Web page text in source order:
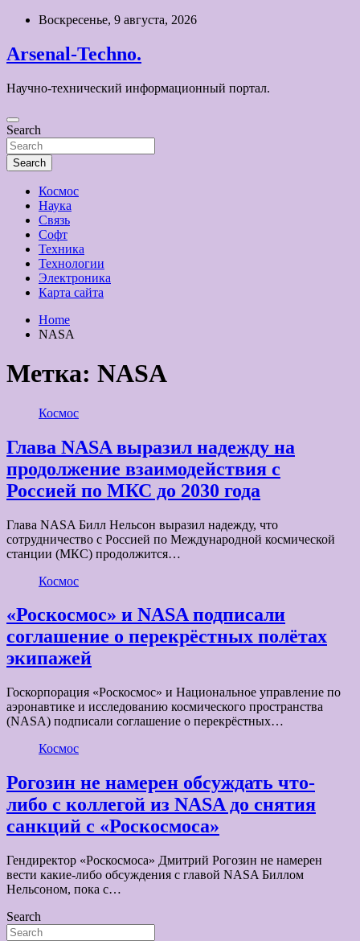
Skip
content
Воскресенье, 9 августа, 2026
Arsenal-Techno.
Научно-технический информационный портал.
Search
Search
Космос
Наука
Связь
Софт
Техника
Технологии
Электроника
Карта сайта
Home
NASA
Метка: NASA
Космос
Глава NASA выразил надежду на
продолжение взаимодействия с
Россией по МКС до 2030 года
Глава NASA Билл Нельсон выразил надежду, что
сотрудничество с Россией по Международной космической
станции (МКС) продолжится…
Космос
«Роскосмос» и NASA подписали
соглашение о перекрёстных полётах
экипажей
Госкорпорация «Роскосмос» и Национальное управление по
аэронавтике и исследованию космического пространства
(NASA) подписали соглашение о перекрёстных…
Космос
Рогозин не намерен обсуждать что-
либо с коллегой из NASA до снятия
санкций с «Роскосмоса»
Гендиректор «Роскосмоса» Дмитрий Рогозин не намерен
вести какие-либо обсуждения с главой NASA Биллом
Нельсоном, пока с…
Search